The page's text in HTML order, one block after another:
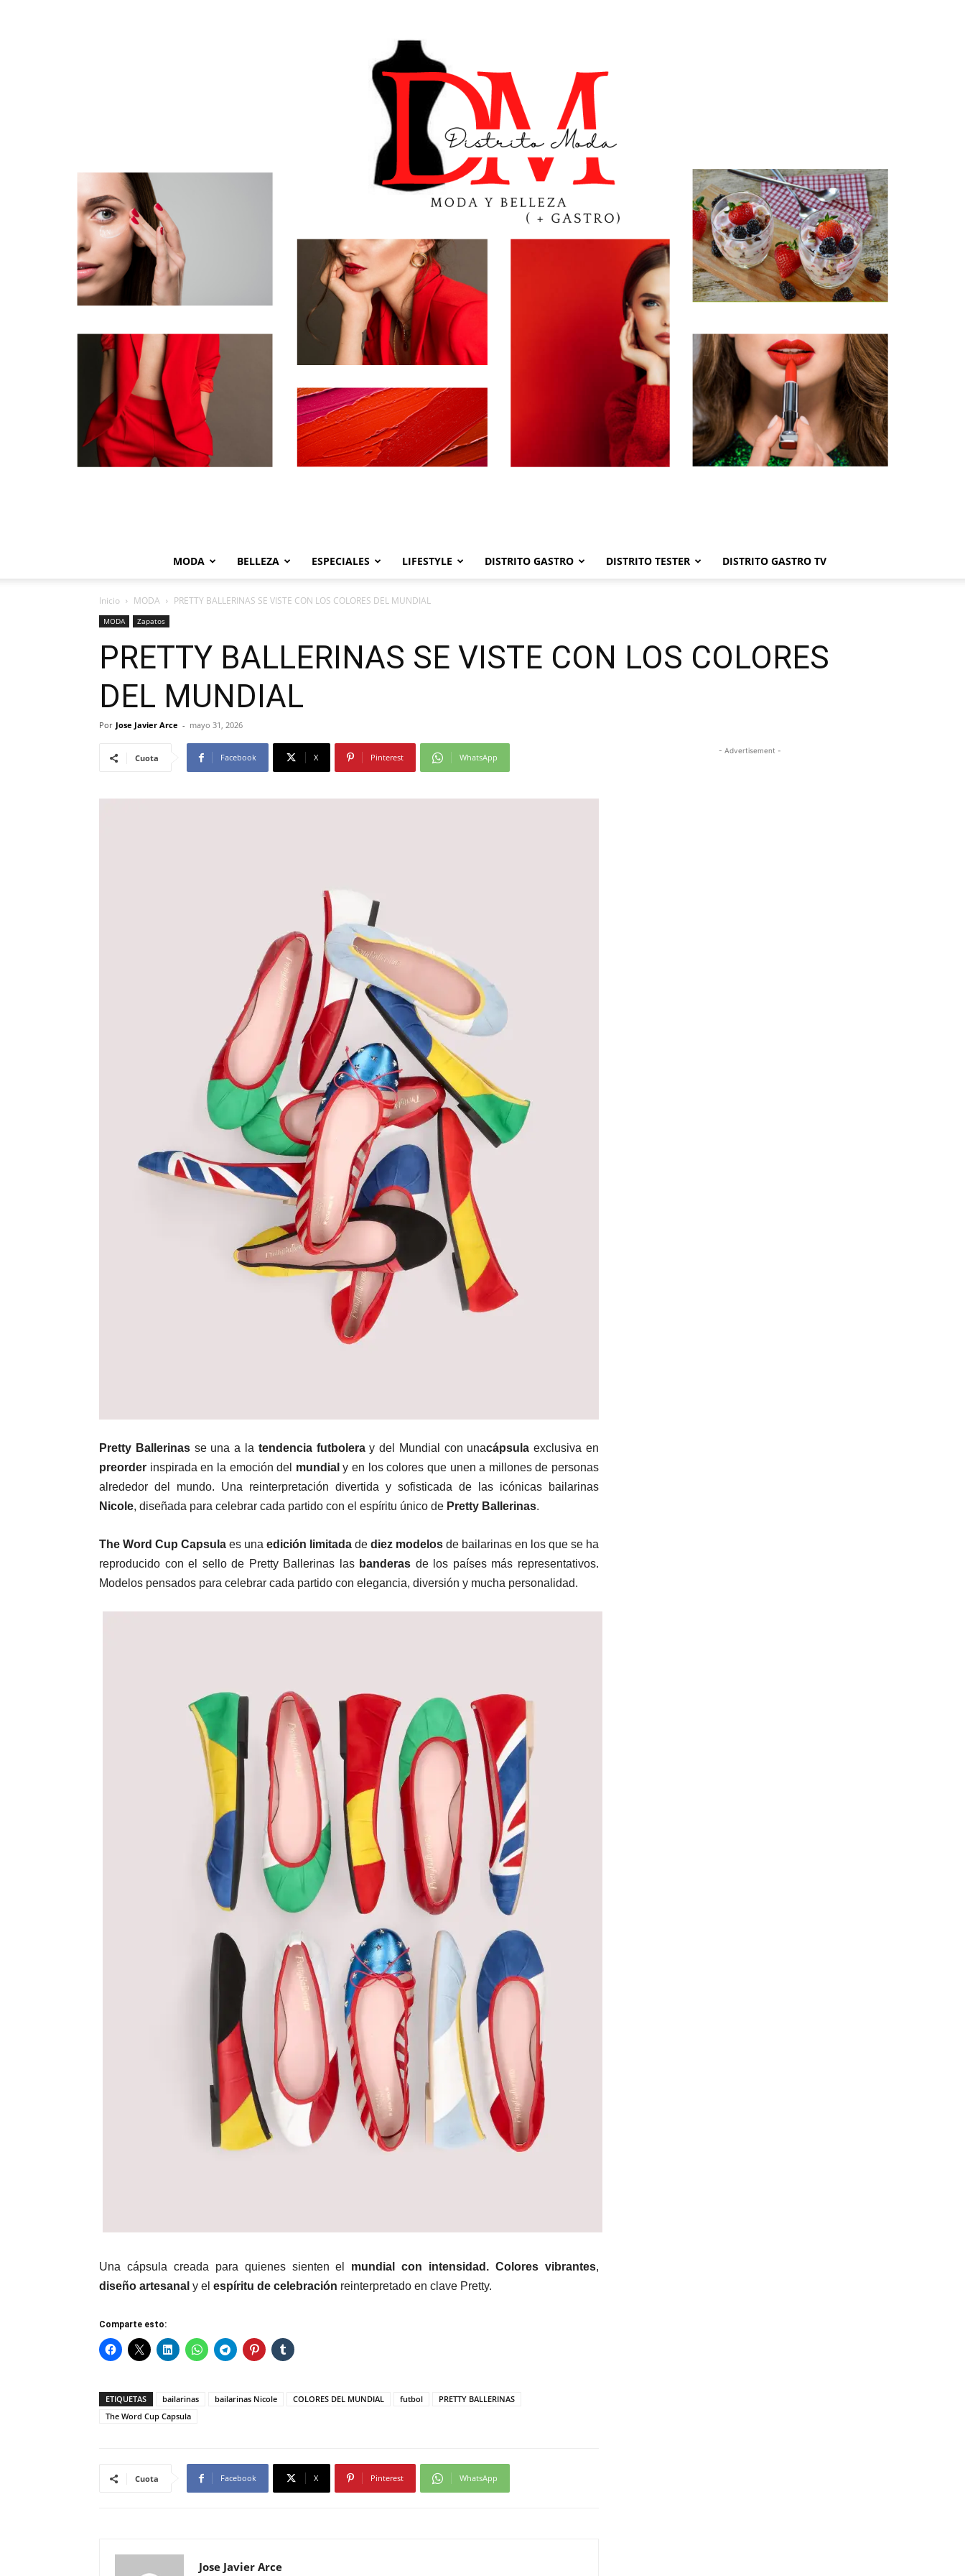
MODA BELLEZA ESPECIALES LIFESTYLE DISTRITO GASTRO DISTRITO TESTER DISTRITO GASTRO TV
Inicio MODA PRETTY BALLERINAS SE VISTE CON LOS COLORES DEL MUNDIAL
MODA Zapatos
PRETTY BALLERINAS SE VISTE CON LOS COLORES
DEL MUNDIAL
Por Jose Javier Arce - mayo 31, 2026
Cuota Facebook X Pinterest WhatsApp
Pretty Ballerinasse una a la tendencia futboleray del Mundial con unacápsula exclusiva en
preorder inspirada en la emoción del mundial y en los colores que unen a millones de personas
alrededor del mundo. Una reinterpretación divertida y sofisticada de las icónicas bailarinas
Nicole, diseñada para celebrar cada partido con el espíritu único de Pretty Ballerinas.
The Word Cup Capsula es una edición limitada de diez modelos de bailarinas en los que se ha
reproducido con el sello de Pretty Ballerinas las banderas de los países más representativos.
Modelos pensados para celebrar cada partido con elegancia, diversión y mucha personalidad.
Una cápsula creada para quienes sienten el mundial con intensidad. Colores vibrantes,
diseño artesanal y el espíritu de celebración reinterpretado en clave Pretty.
Comparte esto:
ETIQUETAS bailarinas bailarinas Nicole COLORES DEL MUNDIAL futbol
PRETTY BALLERINAS
The Word Cup Capsula
Cuota Facebook X Pinterest WhatsApp
Jose Javier Arce
- Advertisement -